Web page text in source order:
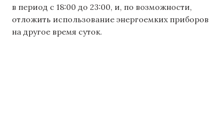
в период с 18:00 до 23:00, и, по возможности,
отложить использование энергоемких приборов
на другое время суток.